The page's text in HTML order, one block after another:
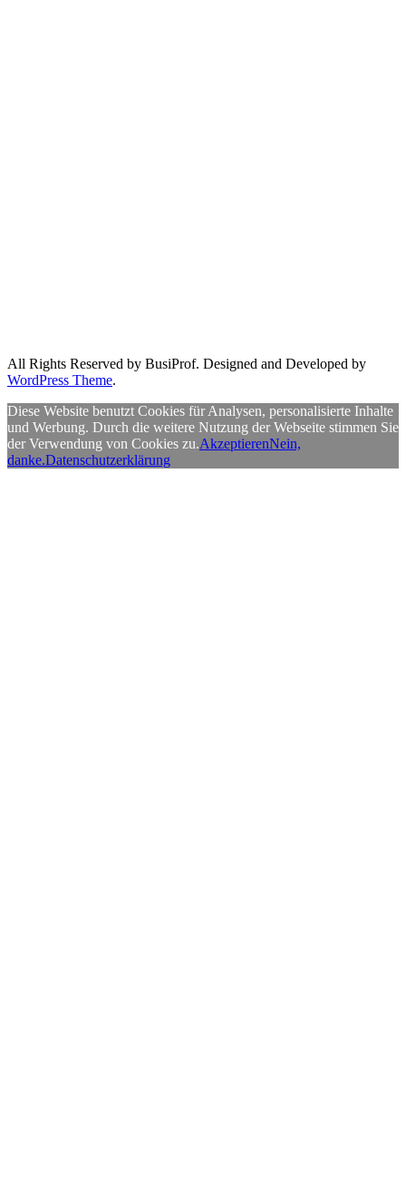
All Rights Reserved by BusiProf. Designed and Developed by
WordPress Theme.
Diese Website benutzt Cookies für Analysen, personalisierte Inhalte
und Werbung. Durch die weitere Nutzung der Webseite stimmen Sie
der Verwendung von Cookies zu.AkzeptierenNein,
danke.Datenschutzerklärung